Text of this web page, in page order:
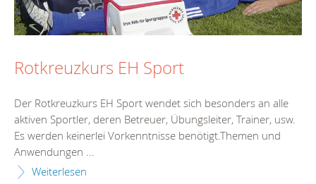
Rotkreuzkurs EH Sport
Der Rotkreuzkurs EH Sport wendet sich besonders an alle
aktiven Sportler, deren Betreuer, Übungsleiter, Trainer, usw.
Es werden keinerlei Vorkenntnisse benötigt.Themen und
Anwendungen ...
Weiterlesen